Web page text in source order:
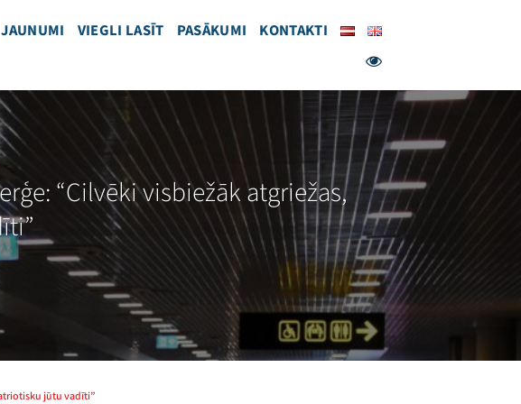
JAUNUMI VIEGLI LASĪT PASĀKUMI KONTAKTI
“Cilvēki visbiežāk atgriežas,
jūtu vadīti”